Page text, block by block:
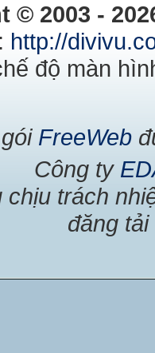
© 2003 -
http://
độ màn
FreeWeb
Công ty
trách
đăng